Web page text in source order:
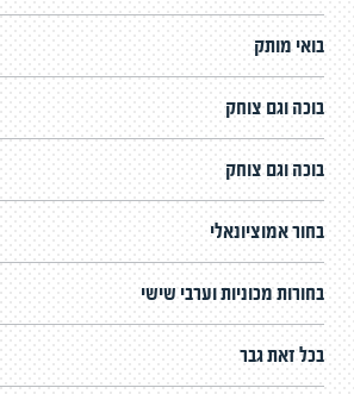
בואי מותק
בוכה וגם צוחק
בוכה וגם צוחק
בחור אמוציונאלי
בחורות מכוניות וערבי שישי
בכל זאת גבר